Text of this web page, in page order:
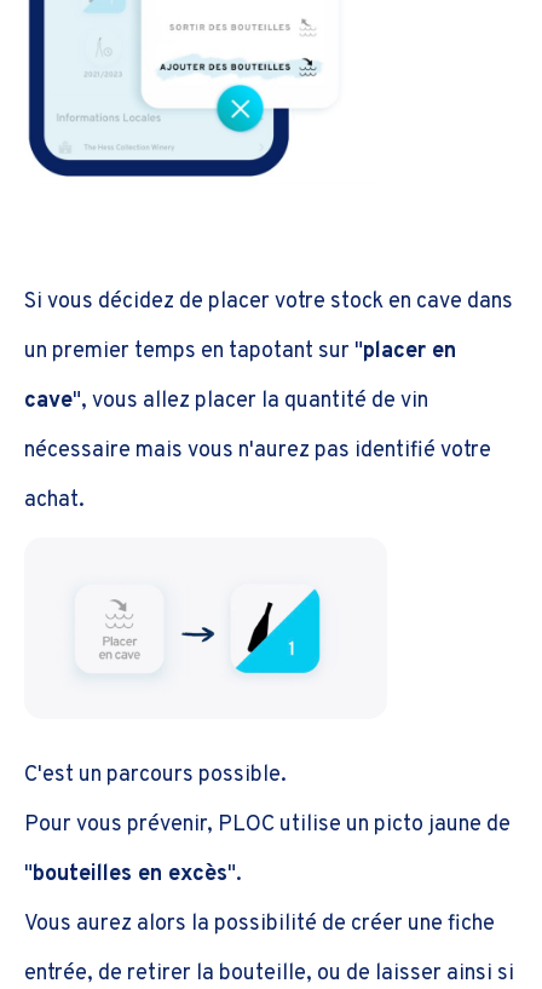
Si vous décidez de placer votre stock en cave dans
un premier temps en tapotant sur "placer en
cave", vous allez placer la quantité de vin
nécessaire mais vous n'aurez pas identifié votre
achat.
C'est un parcours possible.
Pour vous prévenir, PLOC utilise un picto jaune de
"bouteilles en excès".
Vous aurez alors la possibilité de créer une fiche
entrée, de retirer la bouteille, ou de laisser ainsi si